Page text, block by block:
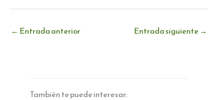
← Entrada anterior Entrada siguiente →
También te puede interesar: